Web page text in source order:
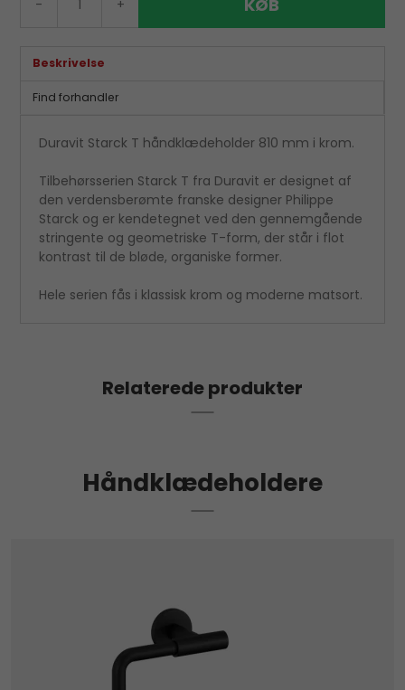
- + KØB
Beskrivelse
Find forhandler
Duravit Starck T håndklædeholder 810 mm i krom.
Tilbehørsserien Starck T fra Duravit er designet af
den verdensberømte franske designer Philippe
Starck og er kendetegnet ved den gennemgående
stringente og geometriske T-form, der står i flot
kontrast til de bløde, organiske former.
Hele serien fås i klassisk krom og moderne matsort.
Relaterede produkter
Håndklædeholdere